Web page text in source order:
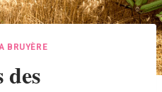
BRUYÈRE
des